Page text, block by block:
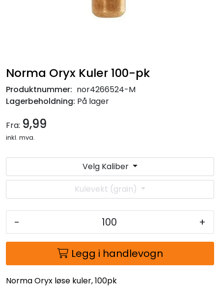
Norma Oryx Kuler 100-pk
Produktnummer: nor4266524-M
Lagerbeholdning: På lager
Fra: 9,99
inkl. mva.
Velg Kaliber
Kulevekt (grain)
- +
Legg i handlevogn
Norma Oryx løse kuler, 100pk